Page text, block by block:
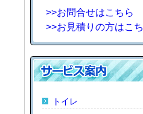
>>お問合せはこちら
>>お見積りの方はこ
トイレ